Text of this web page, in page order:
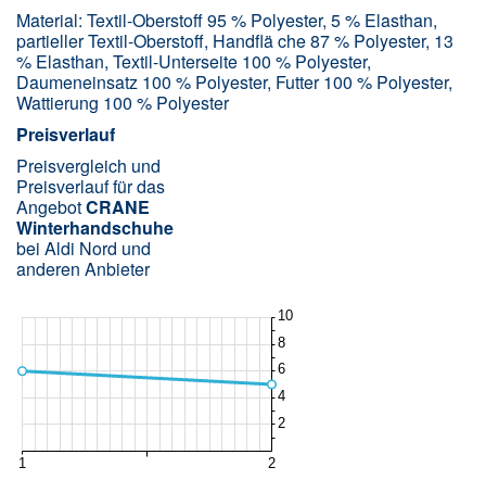
Material: Textil-Oberstoff 95 % Polyester, 5 % Elasthan,
partieller Textil-Oberstoff, Handflä che 87 % Polyester, 13
% Elasthan, Textil-Unterseite 100 % Polyester,
Daumeneinsatz 100 % Polyester, Futter 100 % Polyester,
Wattierung 100 % Polyester
Preisverlauf
Preisvergleich und
Preisverlauf für das
AngebotCRANE
Winterhandschuhe
bei Aldi Nord und
anderen Anbieter